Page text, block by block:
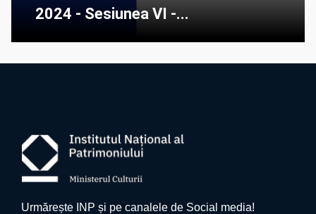
2024 - Sesiunea VI -...
Urmărește INP și pe canalele de Social media!